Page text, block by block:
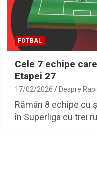
FOTBAL
Cele 7 echipe
Etapei 27
17/02/2026 Despre
Rămân 8 echipe cu
în Superliga cu trei